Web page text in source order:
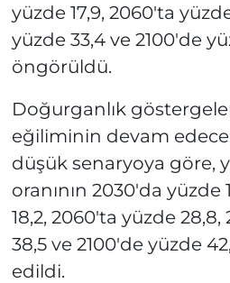
yüzde 17,9, 2060'ta
yüzde 33,4 ve 2100'de
öngörüldü.
Doğurganlık
eğiliminin devam
düşük senaryoya göre,
oranının 2030'da yüzde
18,2, 2060'ta yüzde
38,5 ve 2100'de yüzde
edildi.